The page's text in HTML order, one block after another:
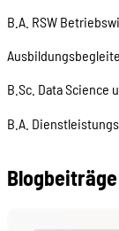
B.A. RSW
B.Sc. Data Science
B.A.